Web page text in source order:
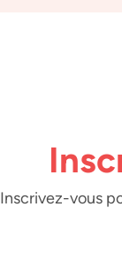
Inscrivez-vous